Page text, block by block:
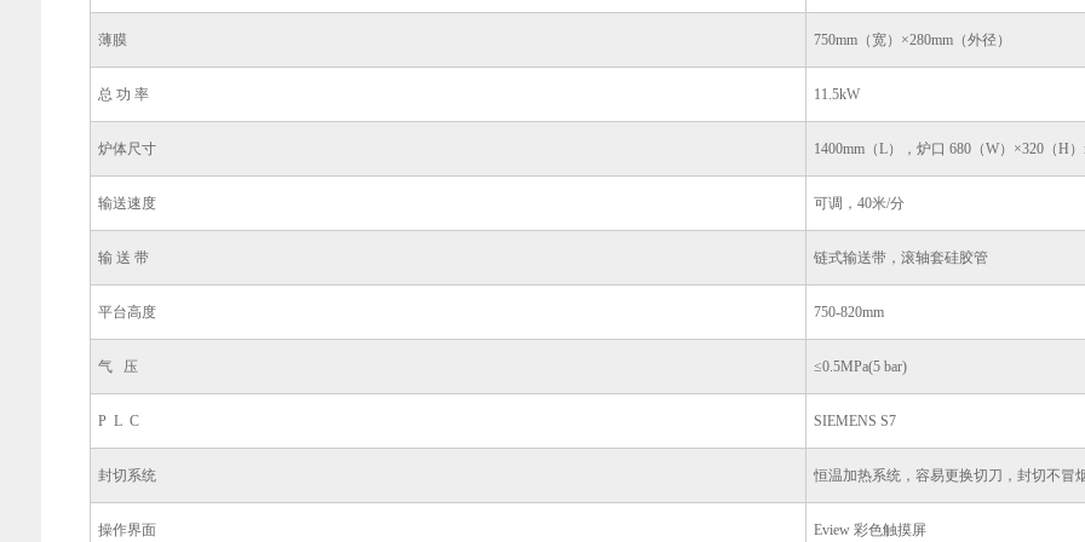
薄膜 750mm（宽）×280mm（外径）
总 功 率 11.5kW
炉体尺寸 1400mm（L），炉口 680（W）×320（H）
输送速度 可调，40米/分
输 送 带 链式输送带，滚轴套硅胶管
平台高度 750-820mm
气 压 ≤0.5MPa(5 bar)
P L C SIEMENS S7
封切系统 恒温加热系统，容易更换切刀，封切不冒
操作界面 Eview 彩色触摸屏